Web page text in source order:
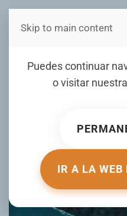
Estás en
Puedes continuar
o visitar
IR A LA WEB
Skip to main content
alentar a la
ESCRITO POR
PUBLICADO EN DE TODO UN